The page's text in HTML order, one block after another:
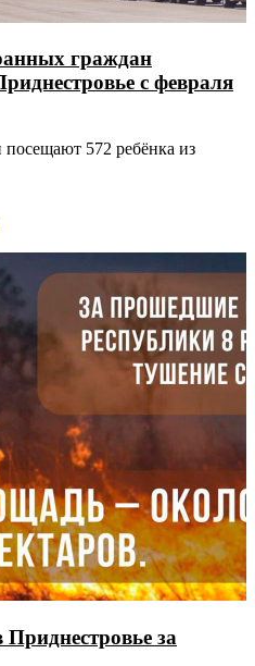
граждан
с февраля
572 ребёнка из
за